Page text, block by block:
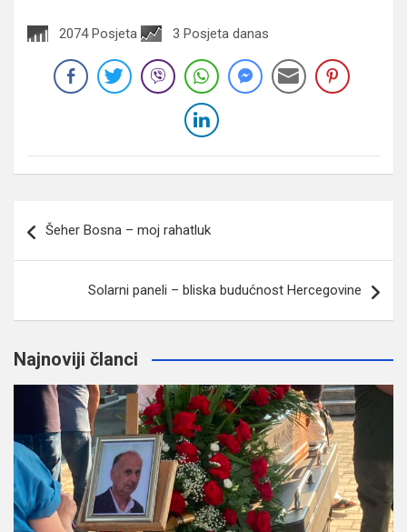
2074 Posjeta 3 Posjeta danas
članaka
Šeher Bosna – moj rahatluk
Solarni paneli – bliska budućnost Hercegovine
Najnoviji članci